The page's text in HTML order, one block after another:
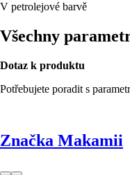
V petrolejové barvě
Všechny
Dotaz k produktu
Potřebujete poradit s
Značka Makamii